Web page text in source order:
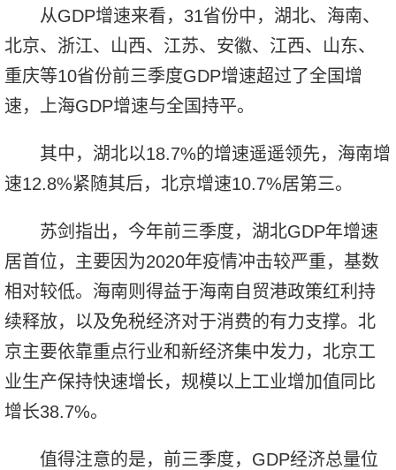
从GDP增速来看，31省份中，湖北、海南、
北京、浙江、山西、江苏、安徽、江西、山东、
重庆等10省份前三季度GDP增速超过了全国增
速，上海GDP增速与全国持平。
其中，湖北以18.7%的增速遥遥领先，海南增
速12.8%紧随其后，北京增速10.7%居第三。
苏剑指出，今年前三季度，湖北GDP年增速
居首位，主要因为2020年疫情冲击较严重，基数
相对较低。海南则得益于海南自贸港政策红利持
续释放，以及免税经济对于消费的有力支撑。北
京主要依靠重点行业和新经济集中发力，北京工
业生产保持快速增长，规模以上工业增加值同比
增长38.7%。
值得注意的是，前三季度，GDP经济总量位